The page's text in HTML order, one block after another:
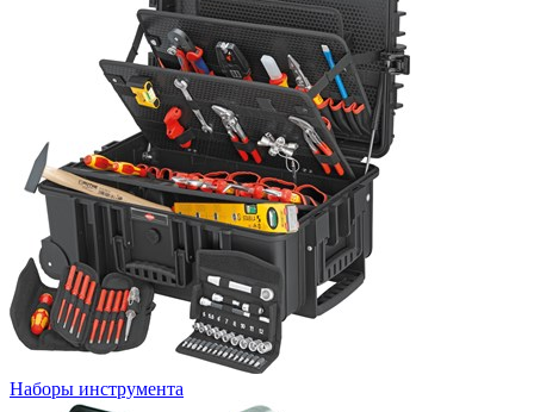
Наборы инструмента